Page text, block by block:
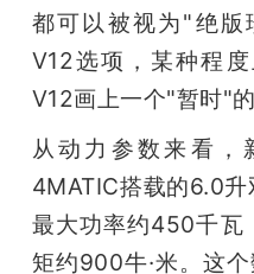
都可以被视为"绝版
V12选项，某种程
V12画上一个"暂时"的
从动力参数来看
4MATIC搭载的6.0升
最大功率约450千瓦
矩约900牛·米。这